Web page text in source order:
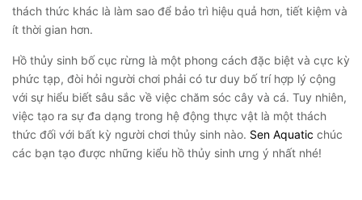
thách thức khác là làm sao để bảo trì hiệu quả hơn, tiết kiệm và
ít thời gian hơn.
Hồ thủy sinh bố cục rừng là một phong cách đặc biệt và cực kỳ
phức tạp, đòi hỏi người chơi phải có tư duy bố trí hợp lý cộng
với sự hiểu biết sâu sắc về việc chăm sóc cây và cá. Tuy nhiên,
việc tạo ra sự đa dạng trong hệ động thực vật là một thách
thức đối với bất kỳ người chơi thủy sinh nào. Sen Aquatic chúc
các bạn tạo được những kiểu hồ thủy sinh ưng ý nhất nhé!